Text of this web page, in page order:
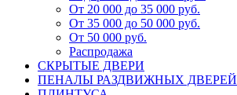
От 20 000 до 35 000 руб.
От 35 000 до 50 000 руб.
От 50 000 руб.
Распродажа
СКРЫТЫЕ ДВЕРИ
ПЕНАЛЫ РАЗДВИЖНЫХ ДВЕРЕЙ